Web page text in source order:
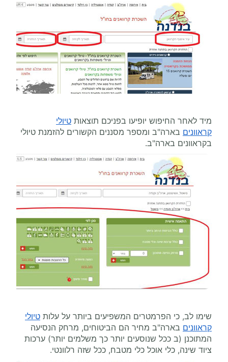
מיד לאחר החיפוש יופיעו בפניכם תוצאות טיולי
קראוונים בארה"ב ומספר מסננים הקשורים להזמנת טיולי
בקראוונים בארה"ב.
שימו לב, כי הפרמטרים המשפיעים ביותר על עלות טיולי
קראוונים בארה"ב מחיר הם הביטוחים, מרחק הנסיעה
המתוכנן (ב ככל שנוסעים יותר כך משלמים יותר) ערכות
ציוד שינה, כלי אוכל כלי מטבח, ככל שזה רלוונטי.